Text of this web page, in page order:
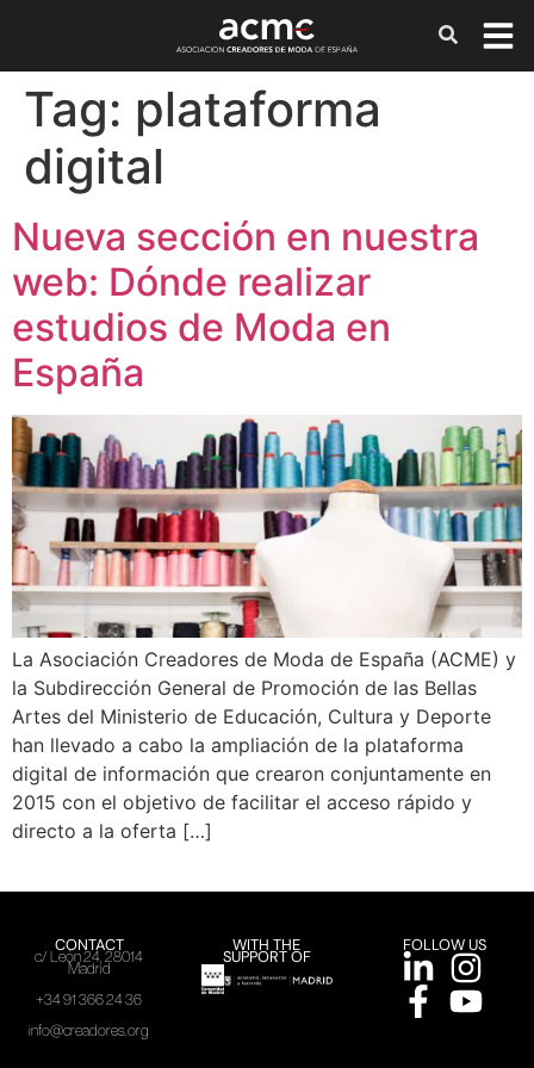
Tag: plataforma
digital
Nueva sección en nuestra
web: Dónde realizar
estudios de Moda en
España
La Asociación Creadores de Moda de España (ACME) y
la Subdirección General de Promoción de las Bellas
Artes del Ministerio de Educación, Cultura y Deporte
han llevado a cabo la ampliación de la plataforma
digital de información que crearon conjuntamente en
2015 con el objetivo de facilitar el acceso rápido y
directo a la oferta […]
CONTACT
c/ León 24, 28014
Madrid
+34 91 366 24 36
info@creadores.org
WITH THE
SUPPORT OF
FOLLOW US